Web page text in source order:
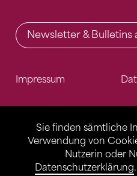
Sie finden sämtliche
Verwendung von
Nutzerin oder
Datenschutzerklärung
Newsletter & Bulletins
Impressum